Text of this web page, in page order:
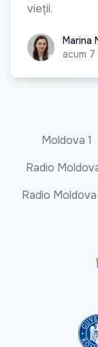
vieții.
MarinaMarina
acum 7
Moldova 1
Radio
Radio